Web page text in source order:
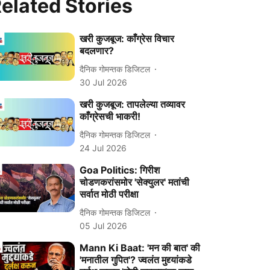
Stories
खरी कुजबूज: काँग्रेस विचार
बदलणार?
दैनिक गोमन्तक डिजिटल
30 Jul 2026
खरी कुजबूज: तापलेल्‍या तव्‍यावर
काँग्रेसची भाकरी!
दैनिक गोमन्तक डिजिटल
24 Jul 2026
Goa Politics: गिरीश
चोडणकरांसमोर 'सेक्युलर' मतांची
सर्वात मोठी परीक्षा
दैनिक गोमन्तक डिजिटल
05 Jul 2026
Mann Ki Baat: 'मन की बात' की
'मनातील गुपित'? ज्वलंत मुद्द्यांकडे